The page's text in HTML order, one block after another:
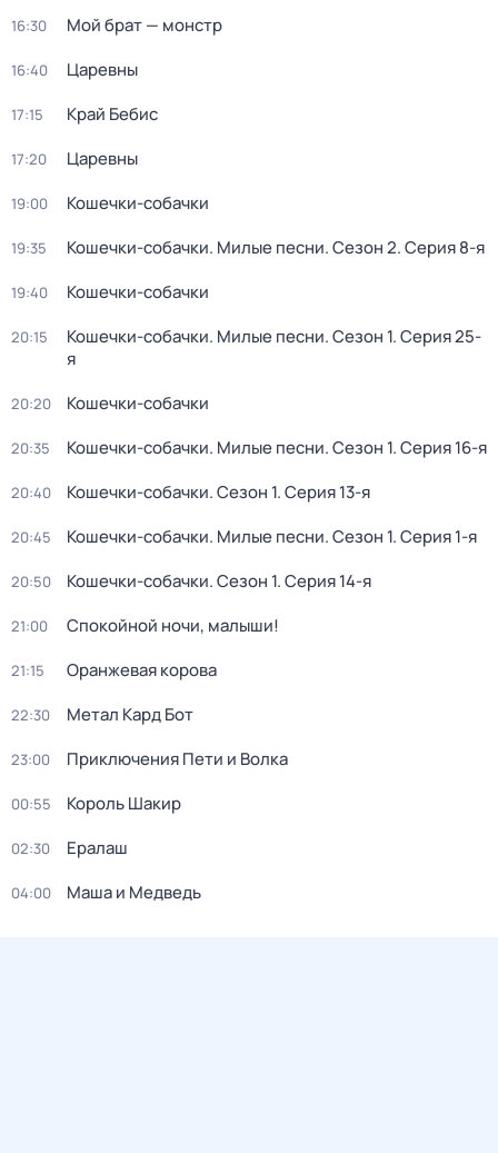
16:30 Мой брат — монстр
16:40 Царевны
17:15 Край Бебис
17:20 Царевны
19:00 Кошечки-собачки
19:35 Кошечки-собачки. Милые песни. Сезон 2. Серия 8-я
19:40 Кошечки-собачки
20:15 Кошечки-собачки. Милые песни. Сезон 1. Серия 25-
я
20:20 Кошечки-собачки
20:35 Кошечки-собачки. Милые песни. Сезон 1. Серия 16-я
20:40 Кошечки-собачки. Сезон 1. Серия 13-я
20:45 Кошечки-собачки. Милые песни. Сезон 1. Серия 1-я
20:50 Кошечки-собачки. Сезон 1. Серия 14-я
21:00 Спокойной ночи, малыши!
21:15 Оранжевая корова
22:30 Метал Кард Бот
23:00 Приключения Пети и Волка
00:55 Король Шакир
02:30 Ералаш
04:00 Маша и Медведь